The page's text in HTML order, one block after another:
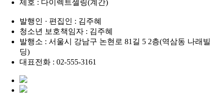
제호 : 다이렉트셀링(계간)
발행인 · 편집인 : 김주혜
청소년 보호책임자 : 김주혜
발행소 : 서울시 강남구 논현로 81길 5 2층(역삼동 나래빌
딩)
대표전화 : 02-555-3161